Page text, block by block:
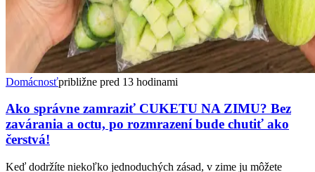
Domácnosťpribližne pred 13 hodinami
Ako správne zamraziť CUKETU NA ZIMU? Bez
zavárania a octu, po rozmrazení bude chutiť ako
čerstvá!
Keď dodržíte niekoľko jednoduchých zásad, v zime ju môžete